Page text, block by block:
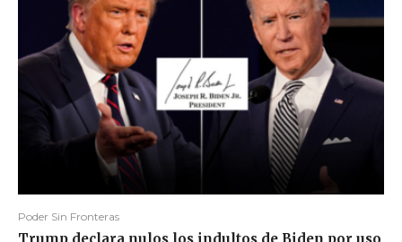
Poder Sin Fronteras